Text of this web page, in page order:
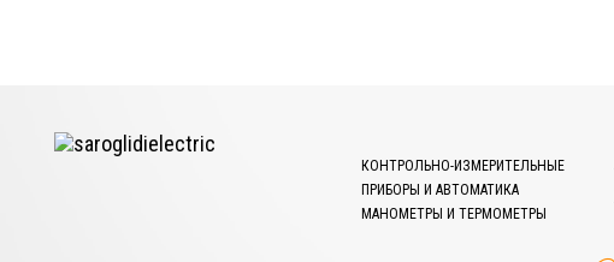
КОНТРОЛЬНО-ИЗМЕРИТЕЛЬНЫЕ
ПРИБОРЫ И АВТОМАТИКА
МАНОМЕТРЫ И ТЕРМОМЕТРЫ